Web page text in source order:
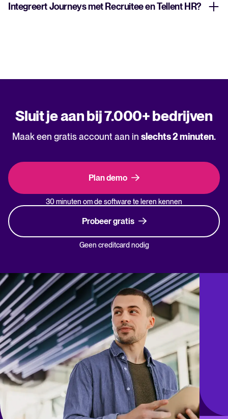
Integreert Journeys met Recruitee en Tellent HR?
Sluit je aan bij 7.000+ bedrijven
Maak een gratis account aan in slechts 2 minuten.
Plan demo
30 minuten om de software te leren kennen
Probeer gratis
Geen creditcard nodig